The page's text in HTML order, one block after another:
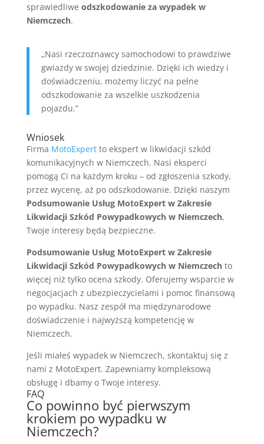
sprawiedliwe odszkodowanie za wypadek w
Niemczech.
„Nasi rzeczoznawcy samochodowi to prawdziwe
gwiazdy w swojej dziedzinie. Dzięki ich wiedzy i
doświadczeniu, możemy liczyć na pełne
odszkodowanie za wszelkie uszkodzenia
pojazdu.”
Wniosek
Firma MotoExpertto ekspert w likwidacji szkód
komunikacyjnych w Niemczech. Nasi eksperci
pomogą Ci na każdym kroku – od zgłoszenia szkody,
przez wycenę, aż po odszkodowanie. Dzięki naszym
Podsumowanie Usług MotoExpert w Zakresie
Likwidacji Szkód Powypadkowych w Niemczech,
Twoje interesy będą bezpieczne.
Podsumowanie Usług MotoExpert w Zakresie
Likwidacji Szkód Powypadkowych w Niemczechto
więcej niż tylko ocena szkody. Oferujemy wsparcie w
negocjacjach z ubezpieczycielami i pomoc finansową
po wypadku. Nasz zespół ma międzynarodowe
doświadczenie i najwyższą kompetencję w
Niemczech.
Jeśli miałeś wypadek w Niemczech, skontaktuj się z
nami z MotoExpert. Zapewniamy kompleksową
obsługę i dbamy o Twoje interesy.
FAQ
Co powinno być pierwszym
krokiem po wypadku w
Niemczech?